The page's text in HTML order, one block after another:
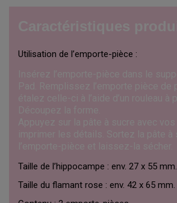
Utilisation de l’emporte-pièce :
Taille de l’hippocampe : env. 27 x 55 mm.
Taille du flamant rose : env. 42 x 65 mm.